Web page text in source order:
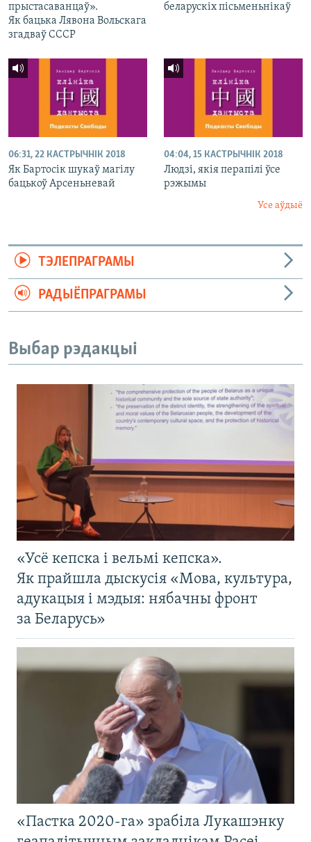
прыстасаванцаў».
Як бацька Лявона Вольскага
згадваў СССР
беларускіх пісьменьнікаў
06:31, 22 КАСТРЫЧНІК 2018
Як Бартосік шукаў магілу
бацькоў Арсеньневай
04:04, 15 КАСТРЫЧНІК 2018
Людзі, якія перапілі ўсе
рэжымы
Усе аўдыё
ТЭЛЕПРАГРАМЫ
РАДЫЁПРАГРАМЫ
Выбар рэдакцыі
«Усё кепска і вельмі кепска».
Як прайшла дыскусія «Мова, культура,
адукацыя і мэдыя: нябачны фронт
за Беларусь»
«Пастка 2020-га» зрабіла Лукашэнку